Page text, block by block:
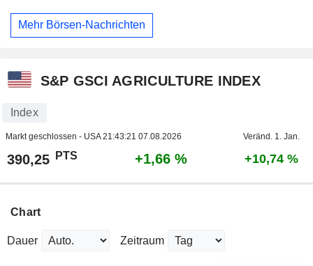
Mehr Börsen-Nachrichten
S&P GSCI AGRICULTURE INDEX
Index
Markt geschlossen - USA21:43:21 07.08.2026 Veränd. 1. Jan.
390,25 PTS +1,66 % +10,74 %
Chart
Dauer Zeitraum